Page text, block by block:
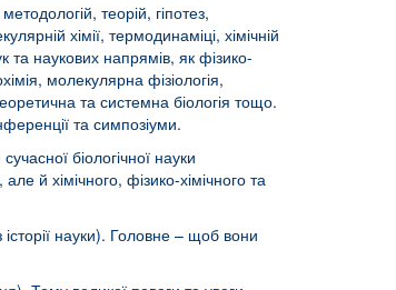
теорій, гіпотез,
хімії, термодинаміці, хімічній
та наукових напрямів, як фізико-
молекулярна фізіологія,
та системна біологія тощо.
та симпозіуми.
біологічної науки
й хімічного, фізико-хімічного та
науки). Головне – щоб вони